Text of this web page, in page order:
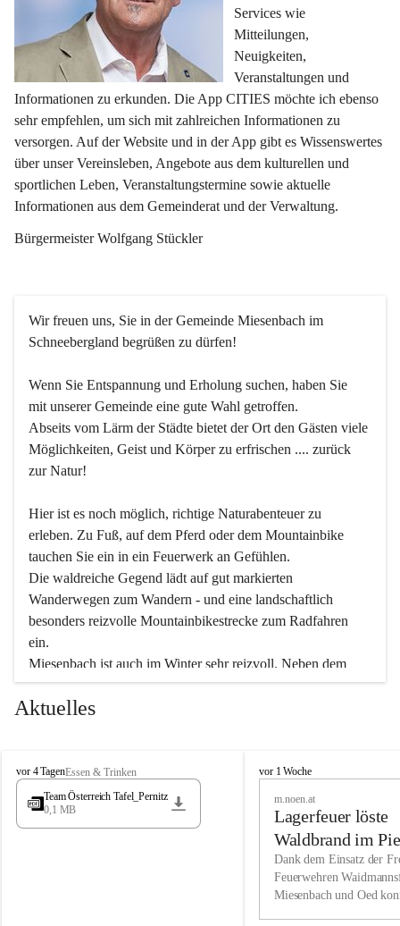
Services wie
Mitteilungen,
Neuigkeiten,
Veranstaltungen und
Informationen zu erkunden. Die App CITIES möchte ich ebenso
sehr empfehlen, um sich mit zahlreichen Informationen zu
versorgen. Auf der Website und in der App gibt es Wissenswertes
über unser Vereinsleben, Angebote aus dem kulturellen und
sportlichen Leben, Veranstaltungstermine sowie aktuelle
Informationen aus dem Gemeinderat und der Verwaltung.
Bürgermeister Wolfgang Stückler
Wir freuen uns, Sie in der Gemeinde Miesenbach im
Schneebergland begrüßen zu dürfen!
Wenn Sie Entspannung und Erholung suchen, haben Sie
mit unserer Gemeinde eine gute Wahl getroffen.
Abseits vom Lärm der Städte bietet der Ort den Gästen viele
Möglichkeiten, Geist und Körper zu erfrischen .... zurück
zur Natur!
Hier ist es noch möglich, richtige Naturabenteuer zu
erleben. Zu Fuß, auf dem Pferd oder dem Mountainbike
tauchen Sie ein in ein Feuerwerk an Gefühlen.
Die waldreiche Gegend lädt auf gut markierten
Wanderwegen zum Wandern - und eine landschaftlich
besonders reizvolle Mountainbikestrecke zum Radfahren
ein.
Miesenbach ist auch im Winter sehr reizvoll. Neben dem
Eisstockschießen gibt es auf dem nahe gelegenen Unterberg
wunderschöne Naturschneepisten, die zum Schifahren oder
vielfältige Angebot unserer Kulturvereine.
Überzeugen Sie sich selbst, dass Sie in Miesenbach sowie
in den Beherbergungsbetrieben, Gaststätten und urigen
Wir kennen Miesenbach als lebens- und liebenswerten Ort.
Tradition und Innovation werden ebenso groß geschrieben
Aktuelles
M
i
s
vor 4 TagenEssen & Trinken
Team Österreich Tafel_Pernitz
0,1 MB
M
h
vor 1 Woche
m.noen.at
Lagerfeuer löste
Waldbrand im
aus
Dank dem Einsatz der
Feuerwehren
Miesenbach und Oed